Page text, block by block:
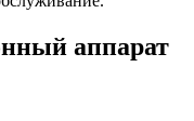
аппарат